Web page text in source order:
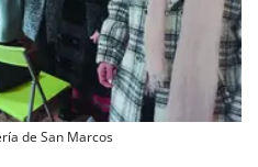
de San Marcos